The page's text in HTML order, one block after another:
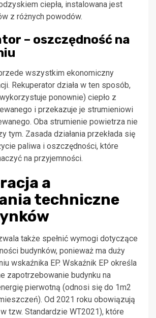
ciepła, instalowana jest
z różnych powodów.
– oszczędność na
wszystkim ekonomiczny
Rekuperator działa w ten sposób,
ponownie) ciepło z
i przekazuje je strumieniowi
Oba strumienie powietrza nie
tym. Zasada działania przekłada się
paliwa i oszczędności, które
na przyjemności.
a
techniczne
także spełnić wymogi dotyczące
budynków, ponieważ ma duży
wskaźnika EP. Wskaźnik EP określa
zapotrzebowanie budynku na
pierwotną (odnosi się do 1m2
Od 2021 roku obowiązują
tzw. Standardzie WT2021), które